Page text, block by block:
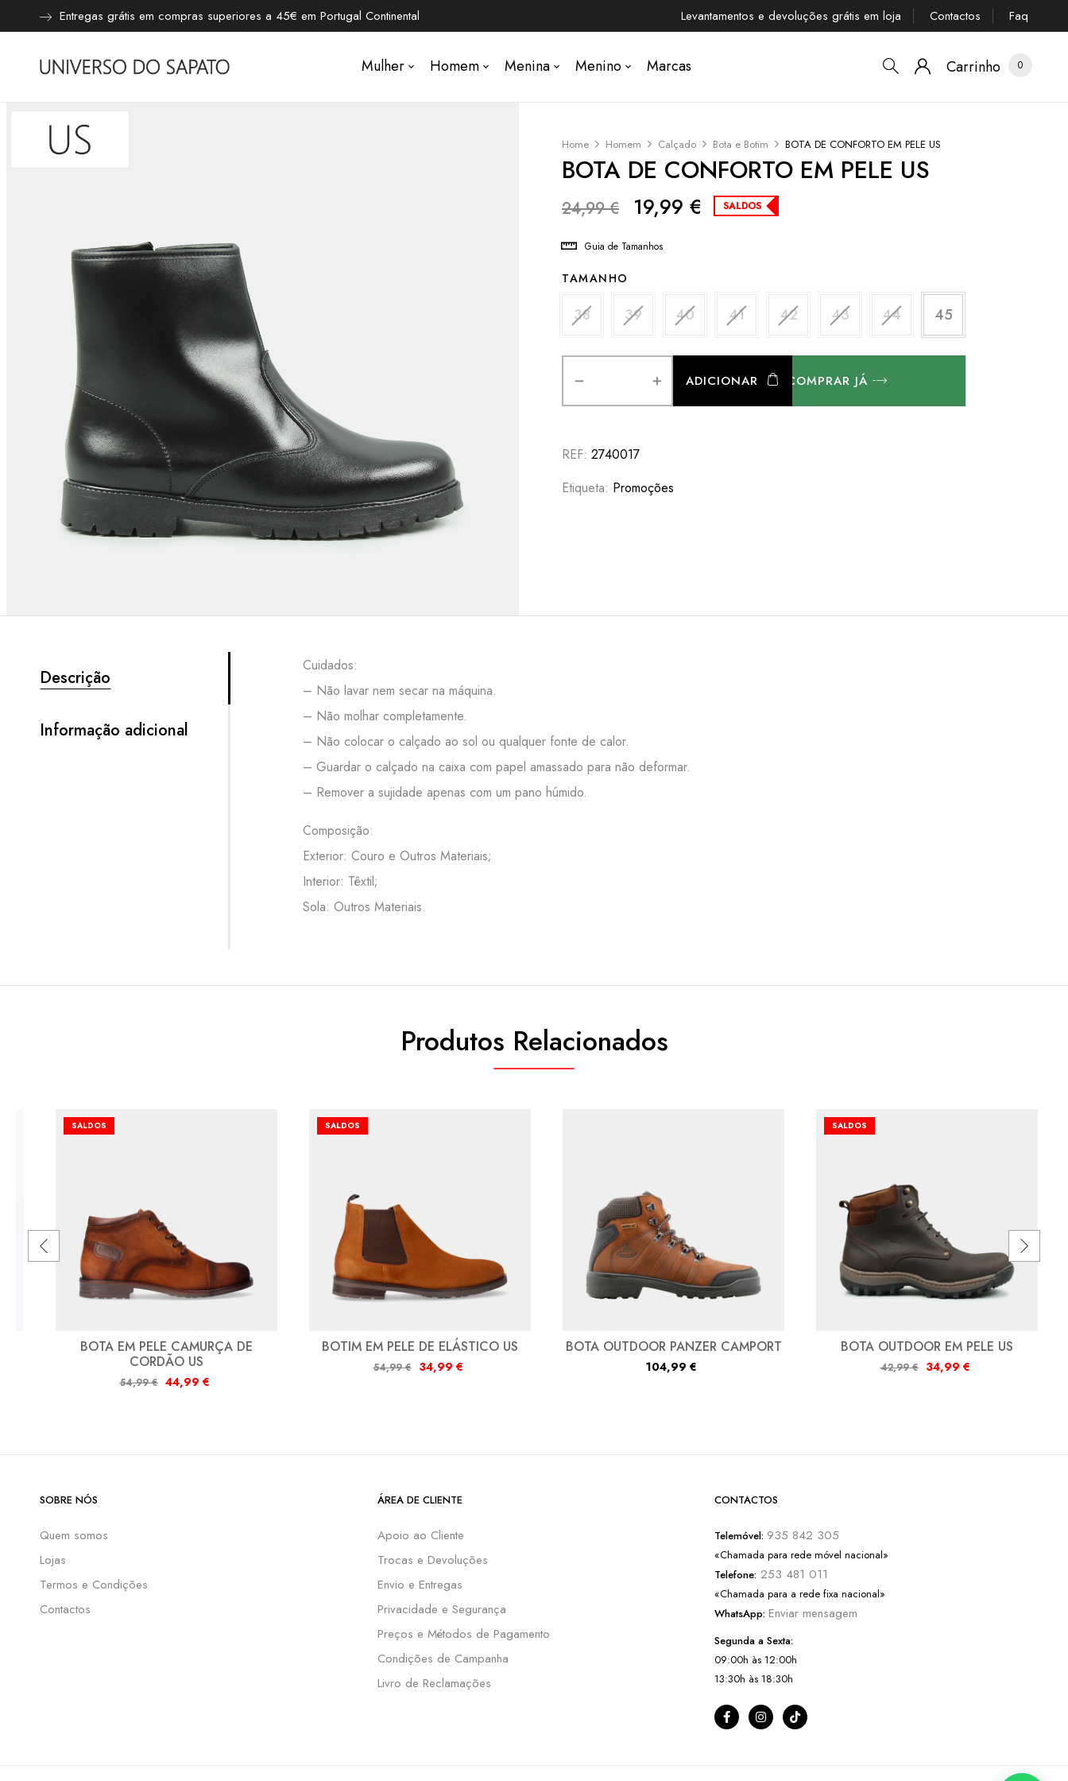
Entregas grátis em compras superiores a 45€ em Portugal Continental Levantamentos e devoluções grátis em loja Contactos Faq
Mulher Homem Menina Menino Marcas Carrinho 0
Home Homem Calçado Bota e Botim BOTA DE CONFORTO EM PELE US
BOTA DE CONFORTO EM PELE US
24,99€ 19,99 € SALDOS
Guia de Tamanhos
TAMANHO
38 39 40 41 42 43 44 45
ADICIONAR
OU COMPRAR JÁ
REF: 2740017
Etiqueta: Promoções
Descrição
Informação adicional
Cuidados:
– Não lavar nem secar na máquina.
– Não molhar completamente.
– Não colocar o calçado ao sol ou qualquer fonte de calor.
– Guardar o calçado na caixa com papel amassado para não deformar.
– Remover a sujidade apenas com um pano húmido.
Composição:
Exterior: Couro e Outros Materiais;
Interior: Têxtil;
Sola: Outros Materiais.
Produtos Relacionados
SALDOS
BOTA EM PELE CAMURÇA DE
CORDÃO US
54,99€ 44,99 €
SALDOS
BOTIM EM PELE DE ELÁSTICO US
54,99€ 34,99 €
BOTA OUTDOOR PANZER CAMPORT
104,99 €
SALDOS
BOTA OUTDOOR EM PELE US
42,99€ 34,99 €
SOBRE NÓS
Quem somos
Lojas
Termos e Condições
Contactos
ÁREA DE CLIENTE
Apoio ao Cliente
Trocas e Devoluções
Envio e Entregas
Privacidade e Segurança
Preços e Métodos de Pagamento
Condições de Campanha
Livro de Reclamações
CONTACTOS
Telemóvel: 935 842 305
«Chamada para rede móvel nacional»
Telefone: 253 481 011
«Chamada para a rede fixa nacional»
WhatsApp:Enviar mensagem
Segunda a Sexta:
09:00h às 12:00h
13:30h às 18:30h